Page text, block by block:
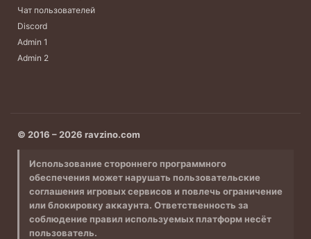
Чат пользователей
Discord
Admin 1
Admin 2
© 2016 – 2026 ravzino.com
Использование стороннего программного
обеспечения может нарушать пользовательские
соглашения игровых сервисов и повлечь ограничение
или блокировку аккаунта. Ответственность за
соблюдение правил используемых платформ несёт
пользователь.